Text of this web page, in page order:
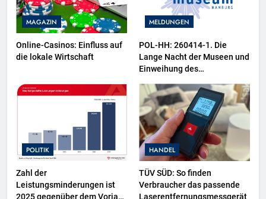
MAGAZIN
Online-Casinos: Einfluss auf
die lokale Wirtschaft
MELDUNGEN
POL-HH: 260414-1. Die
Lange Nacht der Museen und
Einweihung des
sowie neuer
Ausstellungsbereiche im
Polizeimuseum Hamburg
POLITIK
Zahl der
Leistungsminderungen ist
2025 gegenüber dem Vorjahr
HANDEL
TÜV SÜD: So finden
Verbraucher das passende
Laserentfernungsmessgerät